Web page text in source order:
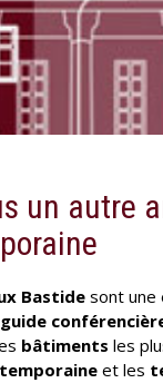
un autre
Bastidesont une
guide
bâtiments les
et les